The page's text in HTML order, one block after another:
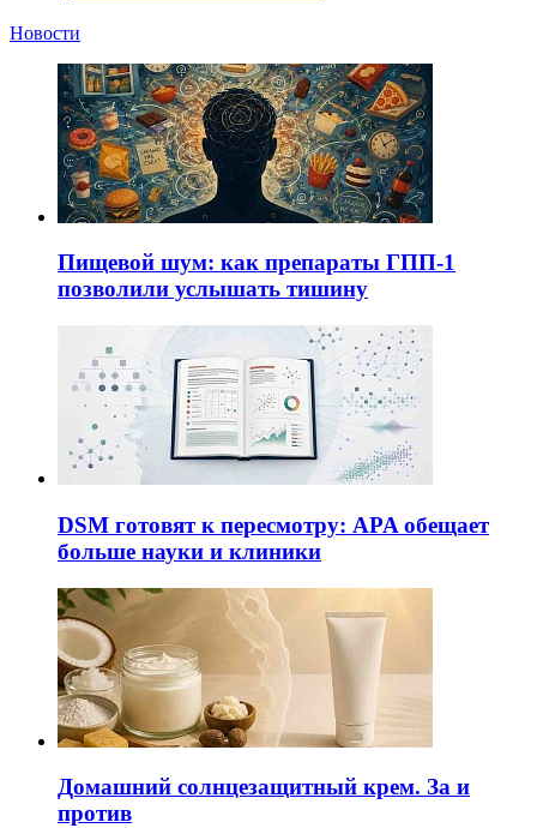
Новости
Пищевой шум: как препараты ГПП-1
позволили услышать тишину
DSM готовят к пересмотру: APA обещает
больше науки и клиники
Домашний солнцезащитный крем. За и
против